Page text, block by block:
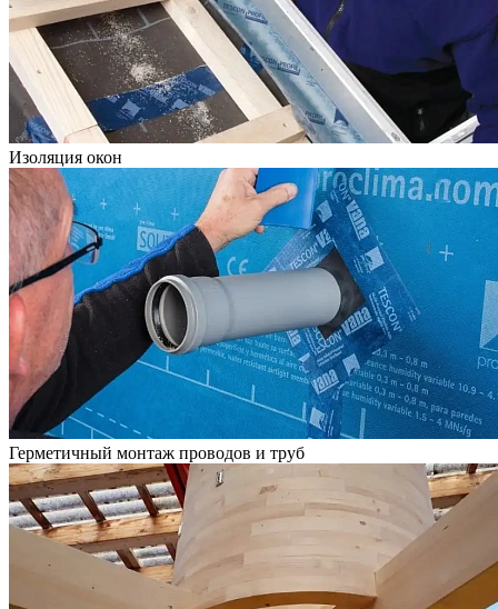
Изоляция окон
Герметичный монтаж проводов и труб